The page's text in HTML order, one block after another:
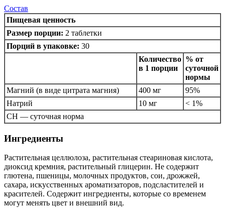
Состав
Пищевая ценность
Размер порции: 2 таблетки
Порций в упаковке: 30
Количество
в 1 порции
% от
суточной
нормы
Магний (в виде цитрата магния)
400 мг
95%
Натрий
10 мг
< 1%
СН — суточная норма
Ингредиенты
Растительная целлюлоза, растительная стеариновая кислота,
диоксид кремния, растительный глицерин. Не содержит
глютена, пшеницы, молочных продуктов, сои, дрожжей,
сахара, искусственных ароматизаторов, подсластителей и
красителей. Содержит ингредиенты, которые со временем
могут менять цвет и внешний вид.